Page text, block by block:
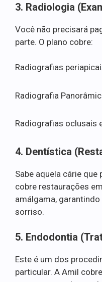
3. Radiologia
Você não precisará
parte. O plano cobre:
Radiografias
Radiografia
Radiografias oclusais
4. Dentística
Sabe aquela cárie que
cobre restaurações
amálgama,
sorriso.
5. Endodontia
Este é um dos
particular. A Amil